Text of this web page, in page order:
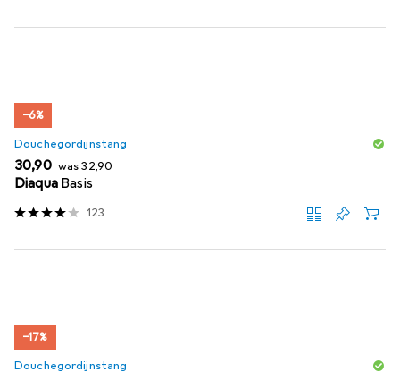
−6%
Douchegordijnstang
EUR
30,90 wasEUR
32,90
Diaqua Basis
123
−17%
Douchegordijnstang